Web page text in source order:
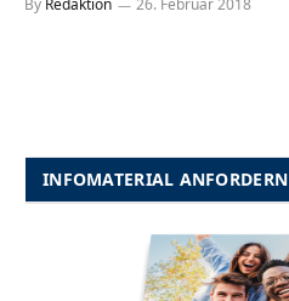
By Redaktion 26. Februar 2018
INFOMATERIAL ANFORDERN